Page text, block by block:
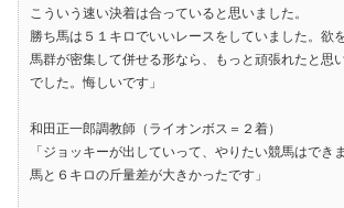
こういう速い決着は合っていると思いました。
勝ち馬は５１キロでいいレースをしていました。欲
馬群が密集して併せる形なら、もっと頑張れたと思
でした。悔しいです」
和田正一郎調教師（ライオンボス＝２着）
「ジョッキーが出していって、やりたい競馬はでき
馬と６キロの斤量差が大きかったです」